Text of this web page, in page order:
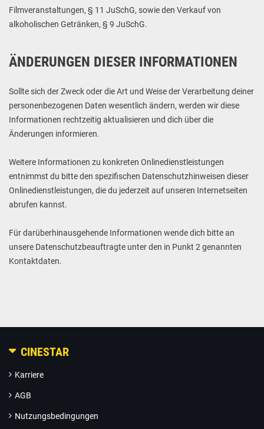
Filmveranstaltungen, § 11 JuSchG, sowie den Verkauf von
alkoholischen Getränken, § 9 JuSchG.
ÄNDERUNGEN DIESER INFORMATIONEN
Sollte sich der Zweck oder die Art und Weise der Verarbeitung deiner
personenbezogenen Daten wesentlich ändern, werden wir diese
Informationen rechtzeitig aktualisieren und dich über die
Änderungen informieren.
Weitere Informationen zu konkreten Onlinedienstleistungen
entnimmst du bitte den spezifischen Datenschutzhinweisen dieser
Onlinedienstleistungen, die du jederzeit auf unseren Internetseiten
abrufen kannst.
Für darüberhinausgehende Informationen wende dich bitte an
unsere Datenschutzbeauftragte unter den in Punkt 2 genannten
Kontaktdaten.
CINESTAR
Karriere
AGB
Nutzungsbedingungen